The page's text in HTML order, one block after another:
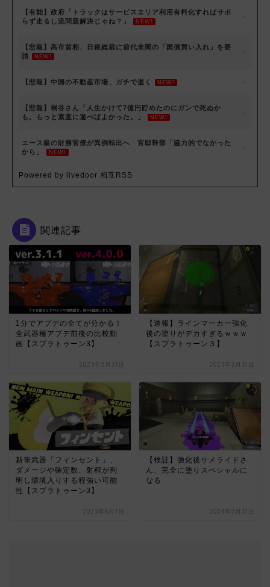
【有能】政府「トラックはサービスエリア利用有料化すればサボ
らず走るし流問題解決じゃね？」
NEW!
【悲報】高市首相、日銀総裁に前代未聞の「国債買い入れ」を要
請
NEW!
【悲報】中国の不動産市場、ガチで逝く NEW!
【悲報】桐谷さん「人生かけて7億円貯めたのにガンで死ぬか
も。もっと素直に遊べばよかった。」
NEW!
エース級の財務官僚が異例転出へ 官邸幹部「協力的でなかった
から」
NEW!
Powered by livedoor 相互RSS
関連記事
1分でアプデの全てが分かる！
全武器種アプデ前後の比較動
画【スプラトゥーン3】
2023年5月31日
【速報】ラインマーカー強化
後の塗りがデカすぎるｗｗｗ
【スプラトゥーン３】
2023年3月31日
新筆武器「フィンセント」、
ダメージや確定数、射程が判
明し環境入りする程強い可能
性【スプラトゥーン3】
2023年6月1日
【検証】強化後サメライドさ
ん、完全に塗りスぺシャルに
なる
2024年5月31日